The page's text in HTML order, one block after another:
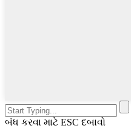
બંધ કરવા માટે ESC દબાવો